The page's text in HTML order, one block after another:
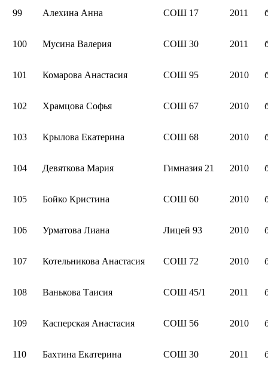
99 Алехина Анна СОШ 17 2011
100 Мусина Валерия СОШ 30 2011
101 Комарова Анастасия СОШ 95 2010
102 Храмцова Софья СОШ 67 2010
103 Крылова Екатерина СОШ 68 2010
104 Девяткова Мария Гимназия 21 2010
105 Бойко Кристина СОШ 60 2010
106 Урматова Лиана Лицей 93 2010
107 Котельникова Анастасия СОШ 72 2010
108 Ванькова Таисия СОШ 45/1 2011
109 Касперская Анастасия СОШ 56 2010
110 Бахтина Екатерина СОШ 30 2011